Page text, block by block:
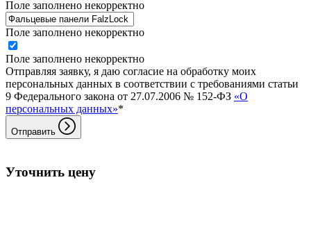
Поле заполнено некорректно
Поле заполнено некорректно
Поле заполнено некорректно
Отправляя заявку, я даю согласие на обработку моих
персональных данных в соответствии с требованиями статьи
9 Федерального закона от 27.07.2006 № 152-ФЗ «О
персональных данных»*
Отправить
Уточнить цену